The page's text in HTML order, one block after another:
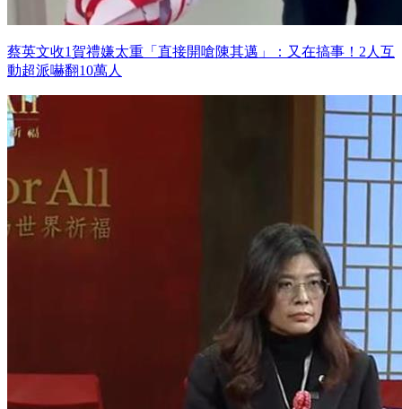
蔡英文收1賀禮嫌太重「直接開嗆陳其邁」：又在搞事！2人互
動超派嚇翻10萬人